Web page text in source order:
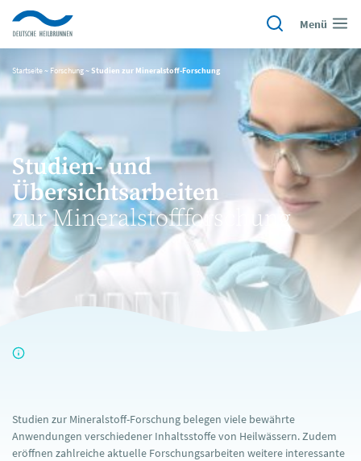
Menü
Startseite~ Forschung~ Studien zur Mineralstoff-Forschung
Studien- und
Übersichtsarbeiten
zur Mineralstoffforschung
Studien zur Mineralstoff-Forschung belegen viele bewährte
Anwendungen verschiedener Inhaltsstoffe von Heilwässern. Zudem
eröffnen zahlreiche aktuelle Forschungsarbeiten weitere interessante